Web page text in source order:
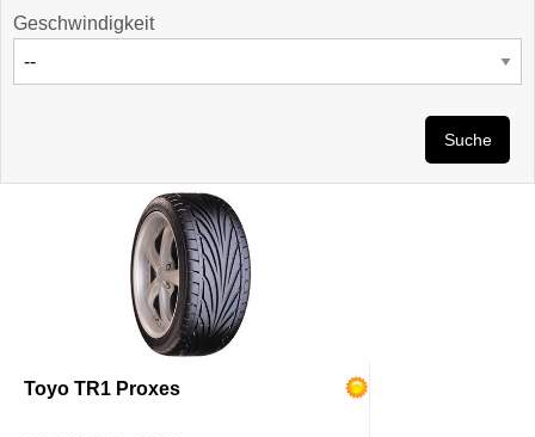
Geschwindigkeit
Suche
Toyo TR1 Proxes